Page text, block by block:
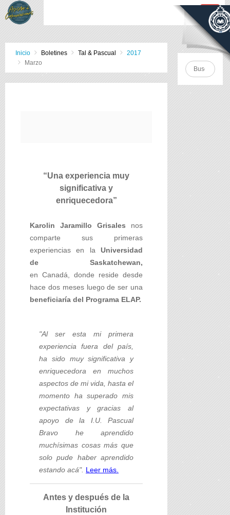
Inicio Boletines Tal & Pascual
2017
Marzo
“Una experiencia muy
significativa y
enriquecedora”
Karolin Jaramillo Grisales nos
comparte sus primeras
experiencias en la Universidad
de Saskatchewan,
en Canadá, donde reside desde
hace dos meses luego de ser una
beneficiaría del Programa ELAP.
"Al ser esta mi primera
experiencia fuera del país,
ha sido muy significativa y
enriquecedora en muchos
aspectos de mi vida, hasta el
momento ha superado mis
expectativas y gracias al
apoyo de la I.U. Pascual
Bravo he aprendido
muchísimas cosas más que
solo pude haber aprendido
estando acá". Leer más.
Antes y después de la
Institución